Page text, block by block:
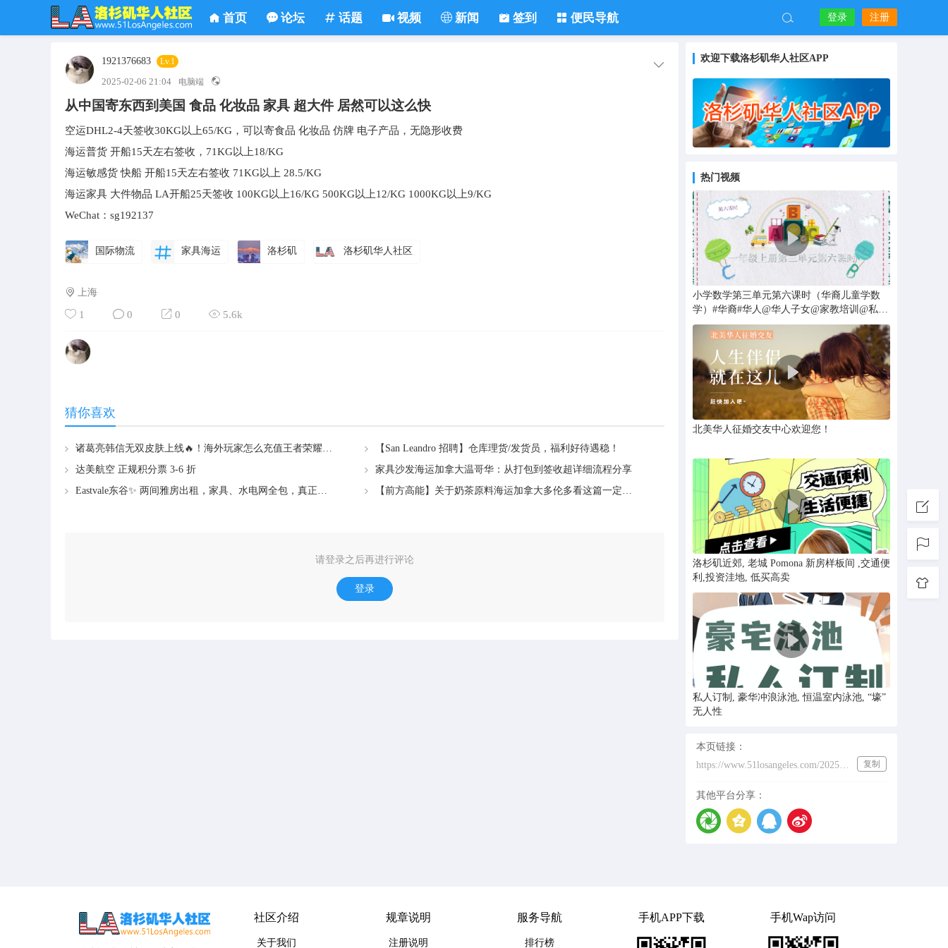
首页 论坛 话题 视频 新闻 签到 便民导航 登录 注册
1921376683 Lv.1
2025-02-06 21:04 电脑端
从中国寄东西到美国 食品 化妆品 家具 超大件 居然可以这么快
空运DHL2-4天签收30KG以上65/KG，可以寄食品 化妆品 仿牌 电子产品，无隐形收费
海运普货 开船15天左右签收，71KG以上18/KG
海运敏感货 快船 开船15天左右签收 71KG以上 28.5/KG
海运家具 大件物品 LA开船25天签收 100KG以上16/KG 500KG以上12/KG 1000KG以上9/KG
WeChat：sg192137
国际物流 家具海运 洛杉矶 洛杉矶华人社区
上海
1 0 0 5.6k
猜你喜欢
诸葛亮韩信无双皮肤上线🔥！海外玩家怎么充值王者荣耀点券？
【San Leandro 招聘】仓库理货/发货员，福利好待遇稳！
达美航空 正规积分票 3-6 折
家具沙发海运加拿大温哥华：从打包到签收超详细流程分享
Eastvale东谷✨ 两间雅房出租，家具、水电网全包，真正拎包入住！
【前方高能】关于奶茶原料海运加拿大多伦多看这篇一定要收好→
请登录之后再进行评论
登录
欢迎下载洛杉矶华人社区APP
热门视频
小学数学第三单元第六课时（华裔儿童学数
学）#华裔#华人@华人子女@家教培训@私教
@一对一
北美华人征婚交友中心欢迎您！
洛杉矶近郊, 老城 Pomona 新房样板间 ,交通便
利,投资洼地, 低买高卖
私人订制, 豪华冲浪泳池, 恒温室内泳池, “壕”
无人性
本页链接：
https://www.51losangeles.com/202532131
复制
其他平台分享：
社区介绍
关于我们
规章说明
注册说明
服务导航
排行榜
手机APP下载 手机Wap访问